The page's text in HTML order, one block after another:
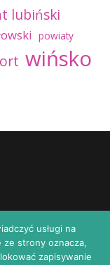
lubiński
powiaty
wińsko
usługi na
ze strony oznacza,
zapisywanie